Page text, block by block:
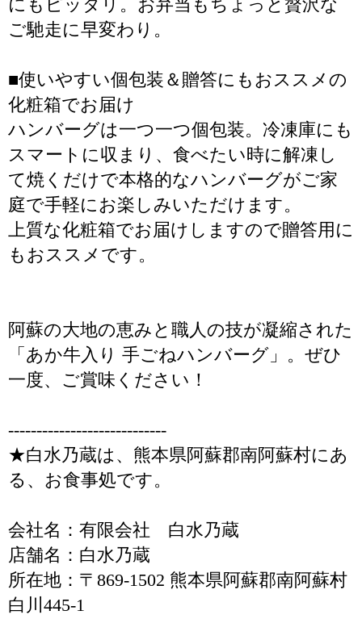
にもピッタリ。お弁当もちょっと贅沢な
ご馳走に早変わり。
■使いやすい個包装＆贈答にもおススメの
化粧箱でお届け
ハンバーグは一つ一つ個包装。冷凍庫にも
スマートに収まり、食べたい時に解凍し
て焼くだけで本格的なハンバーグがご家
庭で手軽にお楽しみいただけます。
上質な化粧箱でお届けしますので贈答用に
もおススメです。
阿蘇の大地の恵みと職人の技が凝縮された
「あか牛入り 手ごねハンバーグ」。ぜひ
一度、ご賞味ください！
----------------------------
★白水乃蔵は、熊本県阿蘇郡南阿蘇村にあ
る、お食事処です。
会社名：有限会社 白水乃蔵
店舗名：白水乃蔵
所在地：〒869-1502 熊本県阿蘇郡南阿蘇村
白川445-1